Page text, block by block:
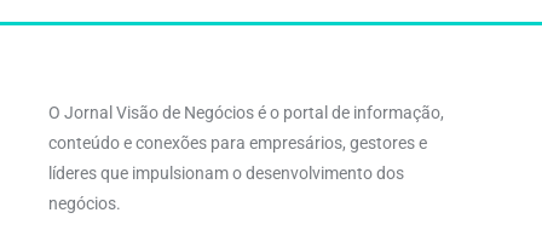
O Jornal Visão de Negócios é o portal de informação,
conteúdo e conexões para empresários, gestores e
líderes que impulsionam o desenvolvimento dos
negócios.